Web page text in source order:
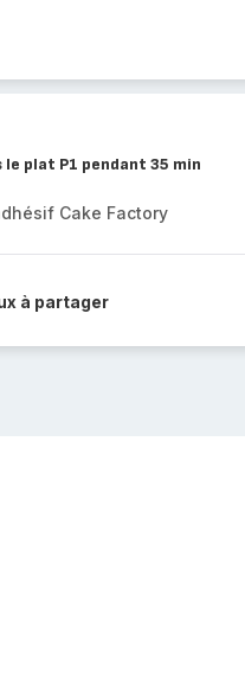
plat P1 pendant 35 min
Cake Factory
à partager